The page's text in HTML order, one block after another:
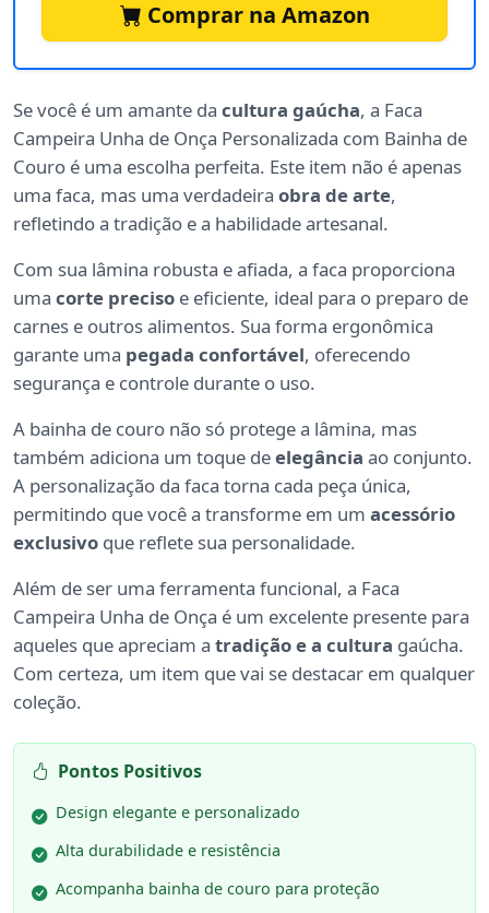
Comprar na Amazon
Se você é um amante da cultura gaúcha, a Faca
Campeira Unha de Onça Personalizada com Bainha de
Couro é uma escolha perfeita. Este item não é apenas
uma faca, mas uma verdadeira obra de arte,
refletindo a tradição e a habilidade artesanal.
Com sua lâmina robusta e afiada, a faca proporciona
uma corte preciso e eficiente, ideal para o preparo de
carnes e outros alimentos. Sua forma ergonômica
garante uma pegada confortável, oferecendo
segurança e controle durante o uso.
A bainha de couro não só protege a lâmina, mas
também adiciona um toque deelegância ao conjunto.
A personalização da faca torna cada peça única,
permitindo que você a transforme em um acessório
exclusivo que reflete sua personalidade.
Além de ser uma ferramenta funcional, a Faca
Campeira Unha de Onça é um excelente presente para
aqueles que apreciam a tradição e a cultura gaúcha.
Com certeza, um item que vai se destacar em qualquer
coleção.
Pontos Positivos
Design elegante e personalizado
Alta durabilidade e resistência
Acompanha bainha de couro para proteção